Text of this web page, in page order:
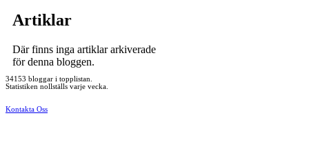
Artiklar
Där finns inga artiklar arkiverade
för denna bloggen.
34153 bloggar i topplistan.
Statistiken nollställs varje vecka.
Kontakta Oss